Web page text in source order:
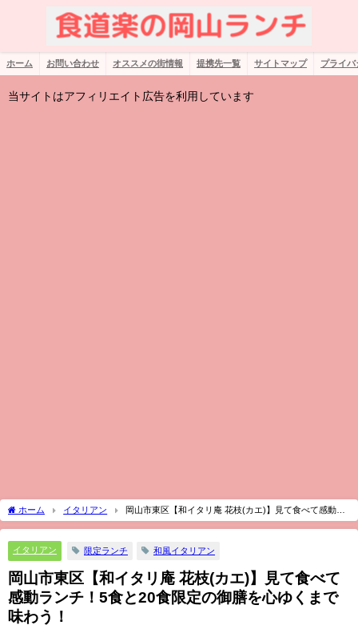
ホーム お問い合わせ オススメの街情報 提携先一覧 サイトマップ プライ
当サイトはアフィリエイト広告を利用しています
ホーム イタリアン
岡山市東区【和イタリ庵 花枝(カエ)】見て食べて感動ラ
ンチ！5食と20食限定の御膳を心ゆくまで味わう！
イタリアン 限定ランチ 和風イタリアン
岡山市東区【和イタリ庵 花枝(カエ)】見て食べて
感動ランチ！5食と20食限定の御膳を心ゆくまで
味わう！